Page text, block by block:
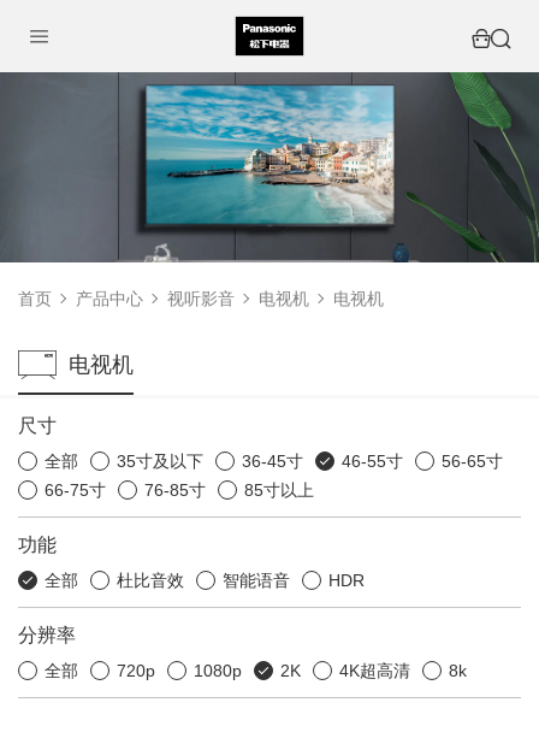
首页 产品中心 视听影音 电视机 电视机
电视机
尺寸
全部 35寸及以下 36-45寸 46-55寸
56-65寸
66-75寸
76-85寸 85寸以上
功能
全部 杜比音效 智能语音 HDR
分辨率
全部 720p 1080p 2K 4K超高清 8k